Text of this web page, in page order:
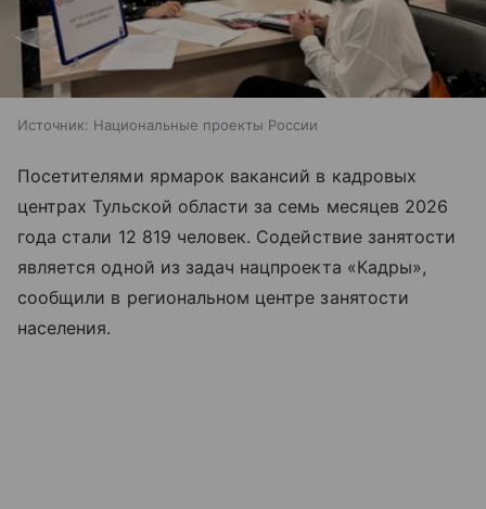
Источник: Национальные проекты России
Посетителями ярмарок вакансий в кадровых
центрах Тульской области за семь месяцев 2026
года стали 12 819 человек. Содействие занятости
является одной из задач нацпроекта «Кадры»,
сообщили в региональном центре занятости
населения.